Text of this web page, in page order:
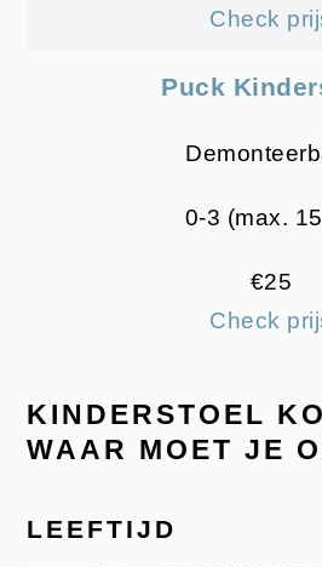
Check
Puck
0-3 (max.
€25
Check
KINDERSTOEL
WAAR MOET JE
LEEFTIJD